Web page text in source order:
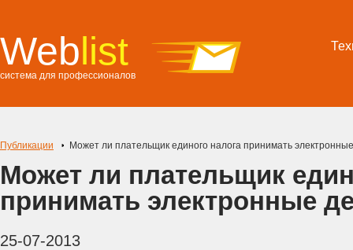
Weblist
система для профессионалов
Публикации Может ли плательщик единого налога принимать
Может ли плательщик
принимать электронные
25-07-2013